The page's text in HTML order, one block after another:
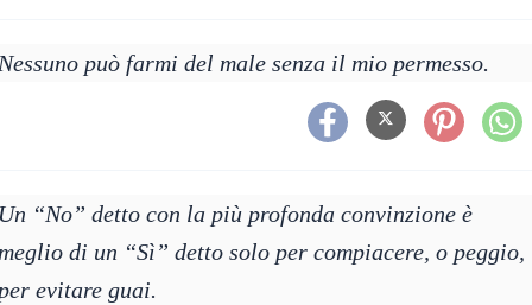
può farmi del male senza il mio permesso.
“No” detto con la più profonda convinzione è
di un “Sì” detto solo per compiacere, o peggio,
evitare guai.